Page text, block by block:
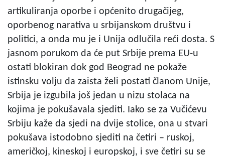
artikuliranja oporbe i općenito drugačijeg,
oporbenog narativa u srbijanskom društvu i
politici, a onda mu je i Unija odlučila reći dosta. S
jasnom porukom da će put Srbije prema EU-u
ostati blokiran dok god Beograd ne pokaže
istinsku volju da zaista želi postati članom Unije,
Srbija je izgubila još jedan u nizu stolaca na
kojima je pokušavala sjediti. Iako se za Vučićevu
Srbiju kaže da sjedi na dvije stolice, ona u stvari
pokušava istodobno sjediti na četiri – ruskoj,
američkoj, kineskoj i europskoj, i sve četiri su se